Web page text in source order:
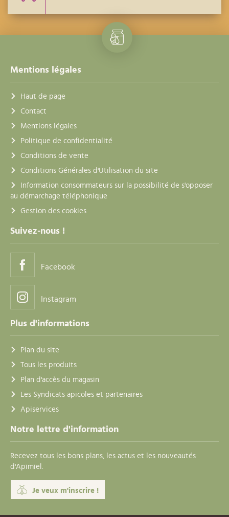
Mentions légales
Haut de page
Contact
Mentions légales
Politique de confidentialité
Conditions de vente
Conditions Générales d'Utilisation du site
Information consommateurs sur la possibilité de s'opposer
au démarchage téléphonique
Gestion des cookies
Suivez-nous !
Facebook
Instagram
Plus d'informations
Plan du site
Tous les produits
Plan d'accès du magasin
Les Syndicats apicoles et partenaires
Apiservices
Notre lettre d'information
Recevez tous les bons plans, les actus et les nouveautés
d'Apimiel.
Je veux m'inscrire !